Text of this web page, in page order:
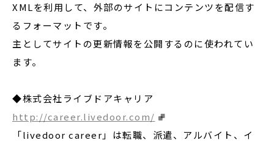
XMLを利用して、外部のサイトにコンテンツを配信す
るフォーマットです。
主としてサイトの更新情報を公開するのに使われてい
ます。
◆株式会社ライブドアキャリア
http://career.livedoor.com/
「livedoor career」は転職、派遣、アルバイト、イ